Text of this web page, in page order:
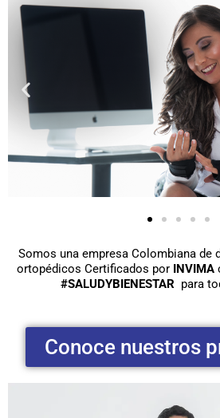
Somos una empresa Colombiana
ortopédicos Certificados por INVIMA
#SALUDYBIENESTAR para
Conoce nuestros